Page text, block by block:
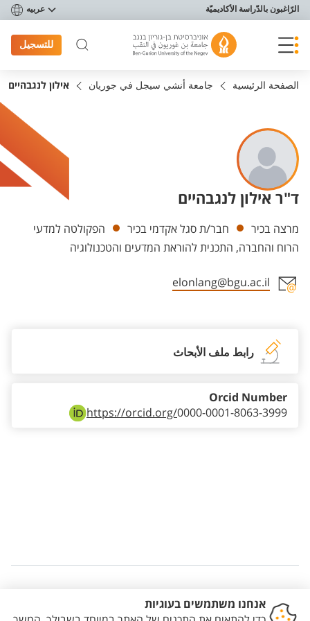
תפריט נגישות
الرّاغبون بالدّراسة الأكاديميّة عربيه
للتسجيل
الصفحة الرئيسية جامعة أنشي سيجل في جوريان אילון לנגבהיים
ד"ר אילון לנגבהיים
Departments
מרצה בכיר חבר/ת סגל אקדמי בכיר
הפקולטה למדעי
הרוח והחברה, התכנית להוראת המדעים והטכנולוגיה
elonlang@bgu.ac.il
رابط ملف الأبحاث
https://orcid.org/0000-0001-8063-3999
Orcid Number